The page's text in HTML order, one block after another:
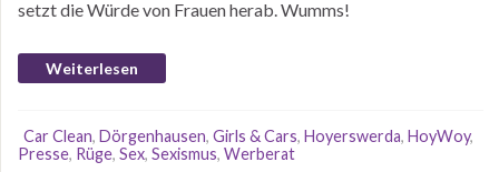
setzt die Würde von Frauen herab. Wumms!
Weiterlesen
Car Clean, Dörgenhausen, Girls & Cars, Hoyerswerda, HoyWoy,
Presse, Rüge, Sex, Sexismus, Werberat